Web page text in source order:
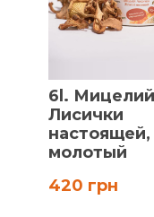
6l. Мицелий
Лисички
настоящей,
молотый
420 грн